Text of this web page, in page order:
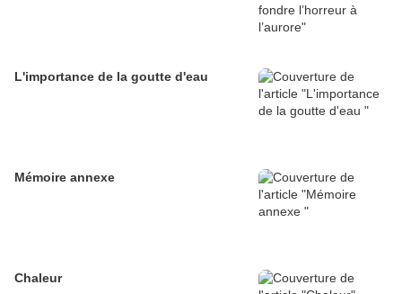
L'importance de la goutte d'eau
Mémoire annexe
Chaleur